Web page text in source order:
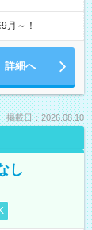
～！
詳細へ
掲載日：2026.08.10
し